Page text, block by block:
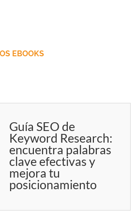
EBOOKS
Guía SEO de
Keyword Research:
encuentra palabras
clave efectivas y
mejora tu
posicionamiento